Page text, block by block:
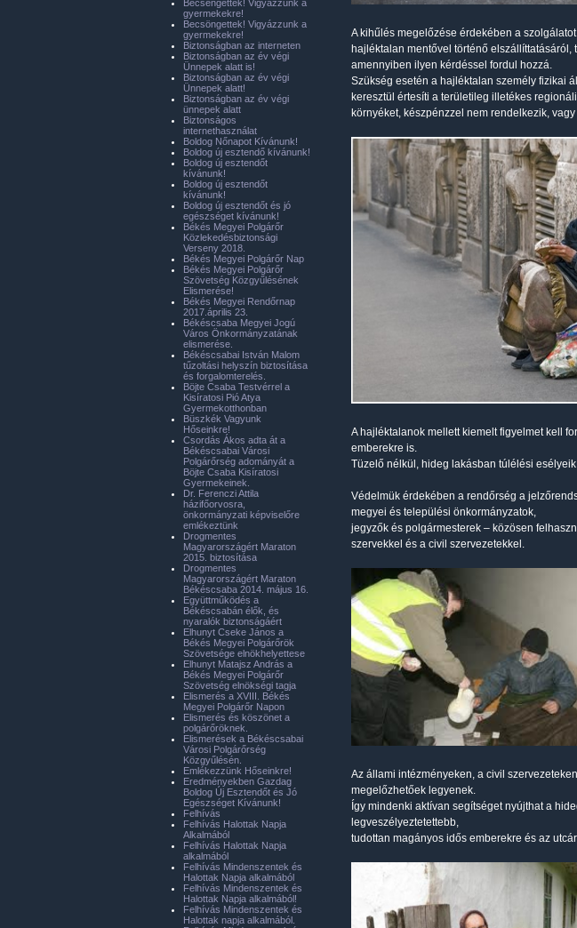
A kihűlés megelőzése érdekében a
hajléktalan mentővel történő
amennyiben ilyen kérdéssel fordul hozzá.
Szükség esetén a hajléktalan személy fizikai
keresztül értesíti a területileg illetékes
környéket, készpénzzel nem rendelkezik,
A hajléktalanok mellett kiemelt figyelmet kell
emberekre is.
Tüzelő nélkül, hideg lakásban túlélési
Védelmük érdekében a rendőrség a
megyei és települési önkormányzatok,
jegyzők és polgármesterek – közösen
szervekkel és a civil szervezetekkel.
Az állami intézményeken, a civil
megelőzhetőek legyenek.
Így mindenki aktívan segítséget nyújthat a
legveszélyeztetettebb,
tudottan magányos idős emberekre és az
Becsengettek! Vigyázzunk a
gyermekekre!
Becsöngettek! Vigyázzunk a
gyermekekre!
Biztonságban az interneten
Biztonságban az év végi
Ünnepek alatt is!
Biztonságban az év végi
Ünnepek alatt!
Biztonságban az év végi
ünnepek alatt
Biztonságos
internethasználat
Boldog Nőnapot Kívánunk!
Boldog új esztendő kívánunk!
Boldog új esztendőt
kívánunk!
Boldog új esztendőt
kívánunk!
Boldog új esztendőt és jó
egészséget kívánunk!
Békés Megyei Polgárőr
Közlekedésbiztonsági
Verseny 2018.
Békés Megyei Polgárőr Nap
Békés Megyei Polgárőr
Szövetség Közgyűlésének
Elismerése!
Békés Megyei Rendőrnap
2017.április 23.
Békéscsaba Megyei Jogú
Város Önkormányzatának
elismerése.
Békéscsabai István Malom
tűzoltási helyszín biztosítása
és forgalomterelés.
Böjte Csaba Testvérrel a
Kisíratosi Pió Atya
Gyermekotthonban
Büszkék Vagyunk
Hőseinkre!
Csordás Ákos adta át a
Békéscsabai Városi
Polgárőrség adományát a
Böjte Csaba Kisíratosi
Gyermekeinek.
Dr. Ferenczi Attila
házifőorvosra,
önkormányzati képviselőre
emlékeztünk
Drogmentes
Magyarországért Maraton
2015. biztosítása
Drogmentes
Magyarországért Maraton
Békéscsaba 2014. május 16.
Együttműködés a
Békéscsabán élők, és
nyaralók biztonságáért
Elhunyt Cseke János a
Békés Megyei Polgárőrök
Szövetsége elnökhelyettese
Elhunyt Matajsz András a
Békés Megyei Polgárőr
Szövetség elnökségi tagja
Elismerés a XVIII. Békés
Megyei Polgárőr Napon
Elismerés és köszönet a
polgárőröknek.
Elismerések a Békéscsabai
Városi Polgárőrség
Közgyűlésén.
Emlékezzünk Hőseinkre!
Eredményekben Gazdag
Boldog Új Esztendőt és Jó
Egészséget Kívánunk!
Felhívás
Felhívás Halottak Napja
Alkalmából
Felhívás Halottak Napja
alkalmából
Felhívás Mindenszentek és
Halottak Napja alkalmából
Felhívás Mindenszentek és
Halottak Napja alkalmából!
Felhívás Mindenszentek és
Halottak napja alkalmából.